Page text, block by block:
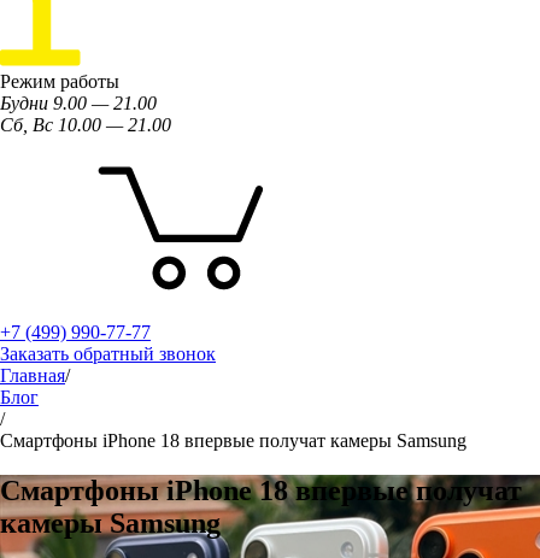
Режим работы
Будни 9.00 — 21.00
Сб, Вс 10.00 — 21.00
+7 (499) 990-77-77
Заказать обратный звонок
Главная/
Блог
/
Смартфоны iPhone 18 впервые получат камеры Samsung
Смартфоны iPhone 18 впервые получат
камеры Samsung